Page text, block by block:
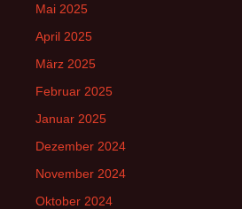
Mai 2025
April 2025
März 2025
Februar 2025
Januar 2025
Dezember 2024
November 2024
Oktober 2024